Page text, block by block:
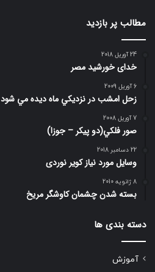
مطالب پر بازدید
24 آوریل 2018
خدای خورشید مصر
6 آوریل 2009
زحل امشب در نزديكي ماه ديده مي شود
7 آوریل 2008
صور فلكي(دو پیکر – جوزا)
22 دسامبر 2018
وسایل مورد نیاز کویر نوردی
8 ژانویه 2010
بسته شدن چشمان کاوشگر مريخ
دسته بندی ها
آموزش